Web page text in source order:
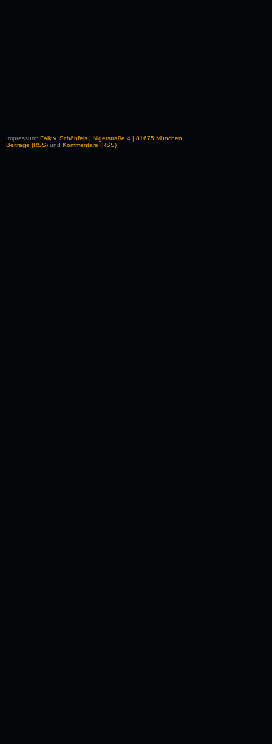
Impressum: Falk v. Schönfels | Nigerstraße 4 | 81675 München
Beiträge (RSS) und Kommentare (RSS)